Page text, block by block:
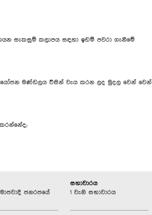
සැකසුම් කලාපය සඳහා ඉඩම් පවරා ගැනීමේ
මණ්ඩලය විසින් වැය කරන ලද මුදල වෙන් වෙන්
ජනරජයේ
සභාවාරය
1 වැනි සභාවාරය